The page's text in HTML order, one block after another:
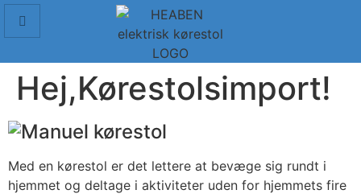
Hej,Kørestolsimport!
Med en kørestol er det lettere at bevæge sig rundt i
hjemmet og deltage i aktiviteter uden for hjemmets fire